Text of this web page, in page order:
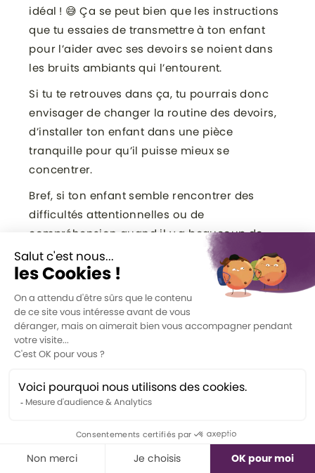
idéal ! 😅 Ça se peut bien que les instructions
que tu essaies de transmettre à ton enfant
pour l’aider avec ses devoirs se noient dans
les bruits ambiants qui l’entourent.
Si tu te retrouves dans ça, tu pourrais donc
envisager de changer la routine des devoirs,
d’installer ton enfant dans une pièce
tranquille pour qu’il puisse mieux se
concentrer.
Bref, si ton enfant semble rencontrer des
difficultés attentionnelles ou de
compréhension quand il y a beaucoup de
bruit autour de lui, ça se peut que ça fasse
juste partie du développement normal du
traitement auditif des enfants.
Mais si les difficultés persistent jusqu’à
l’adolescence, ça pourrait être une bonne
idée de faire évaluer ton ado pour le TTA,
diagnostic, ton ado aura peut-être droit à
certaines adaptations dans son milieu
scolaire pour l’aider.
Est-ce que tous les audiologistes